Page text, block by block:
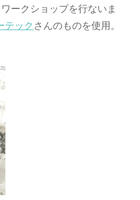
ークショップを行ないま
テック さんのものを使用。